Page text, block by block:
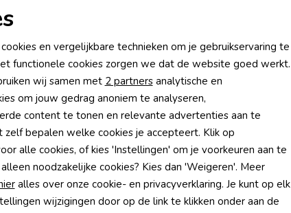
-50% korting
cookies
cookies Marketing cookies
en vergelijkbare technieken om je gebruikservaring te
functionele cookies zorgen we dat de website goed werkt.
wij samen met 2 partnersanalytische en
om jouw gedrag anoniem te analyseren,
content te tonen en relevante advertenties aan te
zelf bepalen welke cookies je accepteert. Klik op
alle cookies, of kies 'Instellingen' om je voorkeuren aan te
noodzakelijke cookies? Kies dan 'Weigeren'. Meer
alles over onze cookie- en privacyverklaring. Je kunt op elk
wijzigingen door op de link te klikken onder aan de